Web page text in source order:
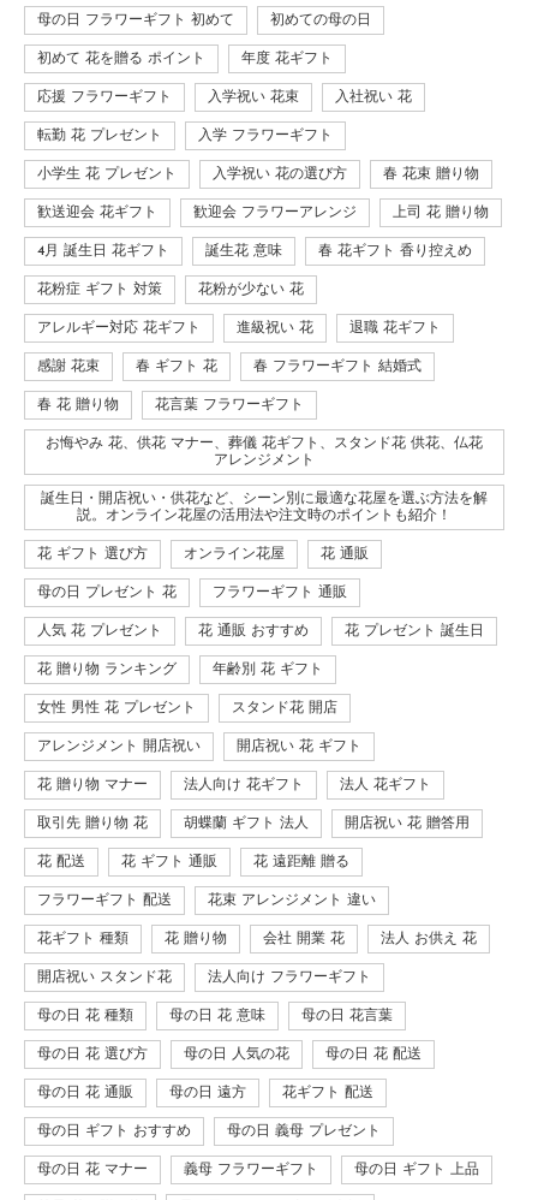
母の日 フラワーギフト 初めて 初めての母の日
初めて 花を贈る ポイント 年度 花ギフト
応援 フラワーギフト 入学祝い 花束 入社祝い 花
転勤 花 プレゼント 入学 フラワーギフト
小学生 花 プレゼント 入学祝い 花の選び方 春 花束 贈り物
歓送迎会 花ギフト 歓迎会 フラワーアレンジ 上司 花 贈り物
4月 誕生日 花ギフト 誕生花 意味 春 花ギフト 香り控えめ
花粉症 ギフト 対策 花粉が少ない 花
アレルギー対応 花ギフト 進級祝い 花 退職 花ギフト
感謝 花束 春 ギフト 花 春 フラワーギフト 結婚式
春 花 贈り物 花言葉 フラワーギフト
お悔やみ 花、供花 マナー、葬儀 花ギフト、スタンド花 供花、仏花
アレンジメント
誕生日・開店祝い・供花など、シーン別に最適な花屋を選ぶ方法を解
説。オンライン花屋の活用法や注文時のポイントも紹介！
花 ギフト 選び方 オンライン花屋 花 通販
母の日 プレゼント 花 フラワーギフト 通販
人気 花 プレゼント 花 通販 おすすめ 花 プレゼント 誕生日
花 贈り物 ランキング 年齢別 花 ギフト
女性 男性 花 プレゼント スタンド花 開店
アレンジメント 開店祝い 開店祝い 花 ギフト
花 贈り物 マナー 法人向け 花ギフト 法人 花ギフト
取引先 贈り物 花 胡蝶蘭 ギフト 法人 開店祝い 花 贈答用
花 配送 花 ギフト 通販 花 遠距離 贈る
フラワーギフト 配送 花束 アレンジメント 違い
花ギフト 種類 花 贈り物 会社 開業 花 法人 お供え 花
開店祝い スタンド花 法人向け フラワーギフト
母の日 花 種類 母の日 花 意味 母の日 花言葉
母の日 花 選び方 母の日 人気の花 母の日 花 配送
母の日 花 通販 母の日 遠方 花ギフト 配送
母の日 ギフト おすすめ 母の日 義母 プレゼント
母の日 花 マナー 義母 フラワーギフト 母の日 ギフト 上品